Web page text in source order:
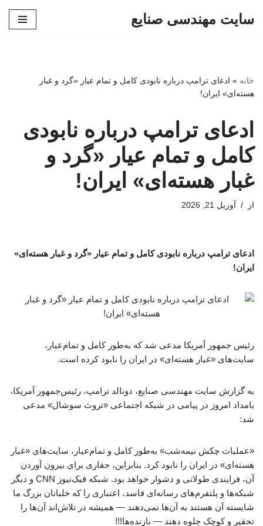
سایت مهندسی صنایع
خانه » ادعای ترامپ درباره نابودی کامل و تمام عیار «گرد و غبار
هسته‌ای» ایران!
ادعای ترامپ درباره نابودی
کامل و تمام عیار «گرد و
غبار هسته‌ای» ایران!
از آوریل 21, 2026
ادعای ترامپ درباره نابودی کامل و تمام عیار «گرد و غبار هسته‌ای»
ایران!
رئیس جمهور آمریکا مدعی شد که به‌طور کامل و تمام‌عیار،
سایت‌های «غبار هسته‌ای» در ایران را نابود کرده است.
به گزارش سایت مهندسی صنایع، دونالد ترامپ، رئیس‌جمهور آمریکا،
بامداد امروز در پیامی در شبکه اجتماعی «تروث سوشال» مدعی
شد:
«عملیات چکش نیمه‌شب» به‌طور کامل و تمام‌عیار، سایت‌های «غبار
هسته‌ای» در ایران را نابود کرد. بنابراین، حفاری برای بیرون آوردن
آن، فرایندی طولانی و دشوار خواهد بود. شبکه فیک‌نیوز CNN و دیگر
شبکه‌ها و پلتفرم‌های رسانه‌ای فاسد، اعتباری را که خلبانان بزرگ ما
شایسته آن هستند به آن‌ها نمی‌دهند — همیشه در تلاش‌اند آن‌ها را
تحقیر و کوچک جلوه دهند — بازنده‌ها!!!